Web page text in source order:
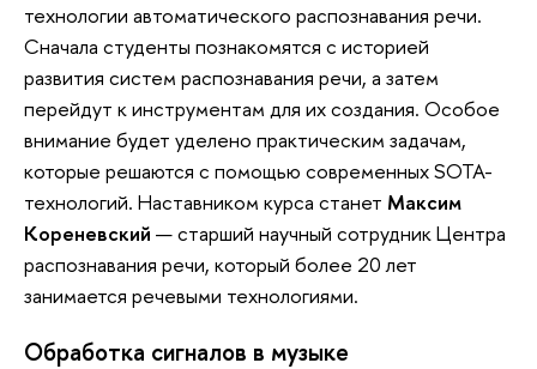
технологии автоматического распознавания речи.
Сначала студенты познакомятся с историей
развития систем распознавания речи, а затем
перейдут к инструментам для их создания. Особое
внимание будет уделено практическим задачам,
которые решаются с помощью современных SOTA-
технологий. Наставником курса станет Максим
Кореневский — старший научный сотрудник Центра
распознавания речи, который более 20 лет
занимается речевыми технологиями.
Обработка сигналов в музыке